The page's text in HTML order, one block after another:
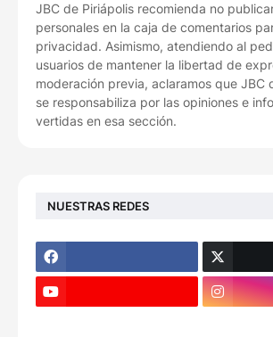
JBC de Piriápolis recomienda no
personales en la caja de comentarios
privacidad. Asimismo, atendiendo al
usuarios de mantener la libertad de
moderación previa, aclaramos que JBC
se responsabiliza por las opiniones e
vertidas en esa sección.
NUESTRAS REDES